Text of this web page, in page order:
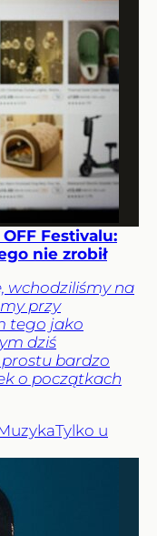
Festivalu:
nie zrobił
wchodziliśmy na
przy
tego jako
dziś
prostu bardzo
o początkach
Tylko u